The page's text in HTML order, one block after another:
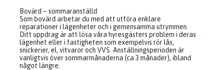
Bovärd – sommaranställd
Som bovärd arbetar du med att utföra enklare
reparationer i lägenheter och i gemensamma utrymmen.
Ditt uppdrag är att lösa våra hyresgästers problem i deras
lägenhet eller i fastigheten som exempelvis rör lås,
snickerier, el, vitvaror och VVS. Anställningsperioden är
vanligtvis över sommarmånaderna (ca 3 månader), ibland
något längre.